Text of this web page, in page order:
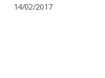
14/02/2017